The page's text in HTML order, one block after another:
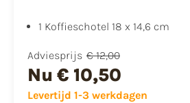
1 Koffieschotel 18 x 14,6 cm
Adviesprijs € 12,00
Nu € 10,50
Levertijd 1-3 werkdagen